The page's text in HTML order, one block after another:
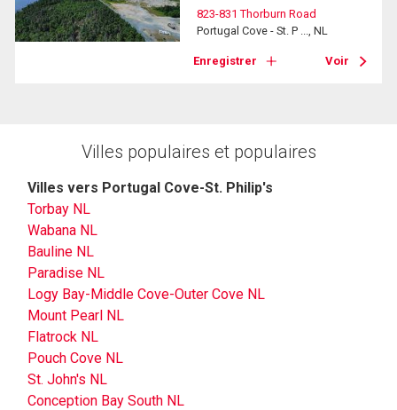
823-831 Thorburn Road
Portugal Cove - St. P ..., NL
Enregistrer Voir
Villes populaires et populaires
Villes vers Portugal Cove-St. Philip's
Torbay NL
Wabana NL
Bauline NL
Paradise NL
Logy Bay-Middle Cove-Outer Cove NL
Mount Pearl NL
Flatrock NL
Pouch Cove NL
St. John's NL
Conception Bay South NL